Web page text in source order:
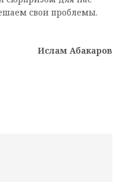
свои проблемы.
Ислам Абакаров